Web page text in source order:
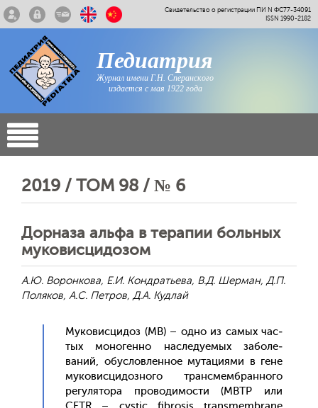
Свидетельство о регистрации ПИ N ФС77-34091
ISSN 1990-2182
Педиатрия
Журнал имени Г.Н. Сперанского
издается с мая 1922 года
2019 / ТОМ 98 / № 6
Дорназа альфа в терапии больных
муковисцидозом
А.Ю. Воронкова, Е.И. Кондратьева, В.Д. Шерман, Д.П.
Поляков, А.С. Петров, Д.А. Кудлай
Му­ковис­ци­доз (МВ) – од­но из са­мых час­
тых мо­ноген­но нас­ле­ду­емых за­боле­
ваний, обус­ловлен­ное му­таци­ями в ге­не
му­ковис­ци­доз­но­го тран­смембран­но­го
ре­гуля­тора про­води­мос­ти (МВТР или